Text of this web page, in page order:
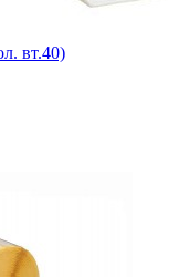
вт.40)